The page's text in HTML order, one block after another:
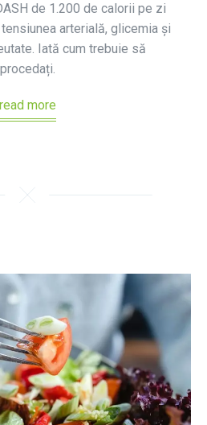
de 1.200 de calorii pe zi
arterială, glicemia și
Iată cum trebuie să
procedați.
read more